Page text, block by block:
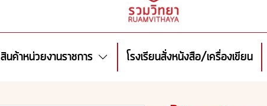
สินค้าหน่วยงานราชการ โรงเรียนสั่งหนังสือ/เครื่องเขียน